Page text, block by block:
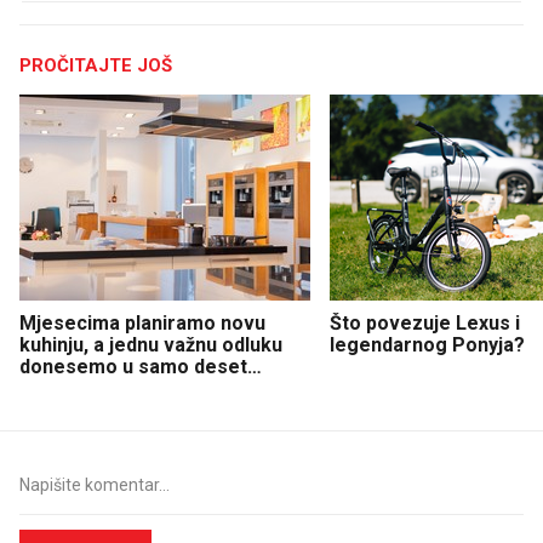
PROČITAJTE JOŠ
Mjesecima planiramo novu
kuhinju, a jednu važnu odluku
donesemo u samo deset
Što povezuje Lexus i
legendarnog Ponyja?